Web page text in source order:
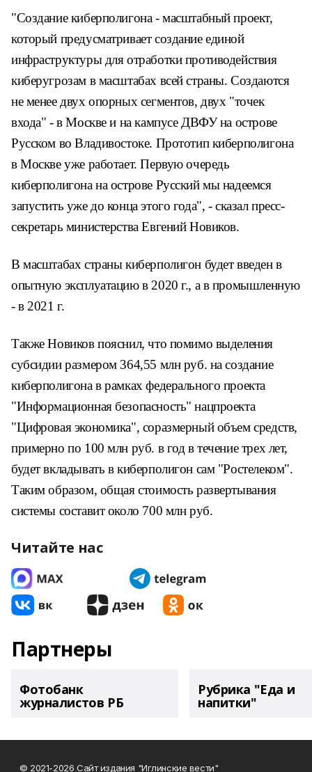
"Создание киберполигона - масштабный проект,
который предусматривает создание единой
инфраструктуры для отработки противодействия
киберугрозам в масштабах всей страны. Создаются
не менее двух опорных сегментов, двух "точек
входа" - в Москве и на кампусе ДВФУ на острове
Русском во Владивостоке. Прототип киберполигона
в Москве уже работает. Первую очередь
киберполигона на острове Русский мы надеемся
запустить уже до конца этого года", - сказал пресс-
секретарь министерства Евгений Новиков.
В масштабах страны киберполигон будет введен в
опытную эксплуатацию в 2020 г., а в промышленную
- в 2021 г.
Также Новиков пояснил, что помимо выделения
субсидии размером 364,55 млн руб. на создание
киберполигона в рамках федерального проекта
"Информационная безопасность" нацпроекта
"Цифровая экономика", соразмерный объем средств,
примерно по 100 млн руб. в год в течение трех лет,
будет вкладывать в киберполигон сам "Ростелеком".
Таким образом, общая стоимость развертывания
системы составит около 700 млн руб.
Читайте нас
Партнеры
Фотобанк
журналистов РБ
Рубрика "Еда и
напитки"
© 2021-2026 Сайт издания "Иглинские вести"